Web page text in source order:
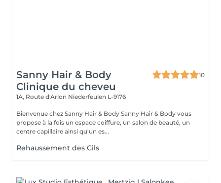
Sanny Hair & Body
Clinique du cheveu
10
1A, Route d'Arlon Niederfeulen L-9176
Bienvenue chez Sanny Hair & Body Sanny Hair & Body vous
propose à la fois un espace coiffure, un salon de beauté, un
centre capillaire ainsi qu'un es...
Rehaussement des Cils